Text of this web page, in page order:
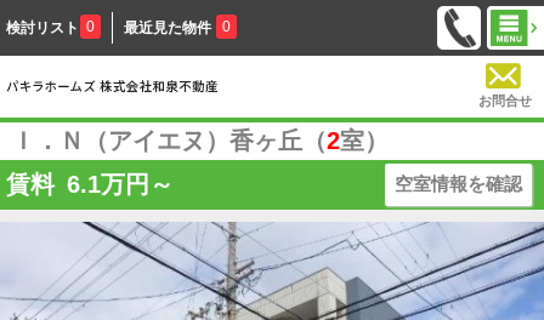
検討リスト 0 最近見た物件 0
お問合せ
Ｉ．Ｎ（アイエヌ）香ヶ丘（2室）
賃料 6.1万円～ 空室情報を確認